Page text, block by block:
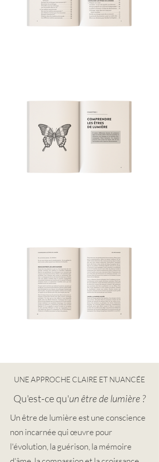
UNE APPROCHE CLAIRE ET NUANCÉE
Qu'est-ce qu'un être de lumière ?
Un être de lumière est une conscience
non incarnée qui œuvre pour
l'évolution, la guérison, la mémoire